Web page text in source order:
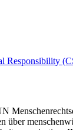
Responsibility
über